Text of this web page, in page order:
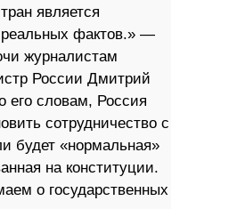
является
фактов.» —
журналистам
России Дмитрий
его словам, Россия
сотрудничество с
будет «нормальная»
на конституции.
о государственных